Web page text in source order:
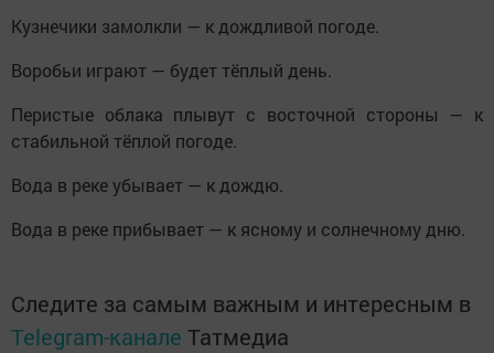
Кузнечики замолкли — к дождливой погоде.
Воробьи играют — будет тёплый день.
Перистые облака плывут с восточной стороны — к
стабильной тёплой погоде.
Вода в реке убывает — к дождю.
Вода в реке прибывает — к ясному и солнечному дню.
Следите за самым важным и интересным в
Telegram-канале Татмедиа